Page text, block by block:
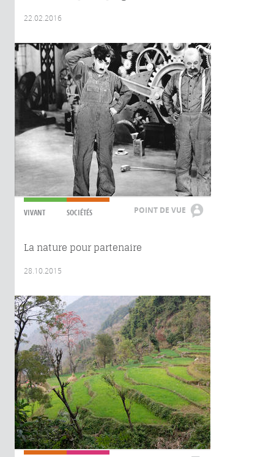
22.02.2016
VIVANT SOCIÉTÉS POINT DE VUE
La nature pour partenaire
28.10.2015